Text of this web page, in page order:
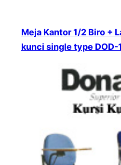
Meja Kantor 1/2 Biro +
kunci single type DOD-